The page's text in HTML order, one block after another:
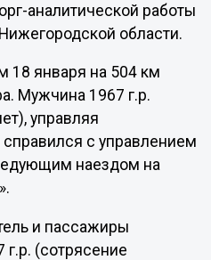
аналитической работы
области.
18 января на 504 км
Мужчина 1967 г.р.
управляя
с управлением
наездом на
и пассажиры
г.р. (сотрясение